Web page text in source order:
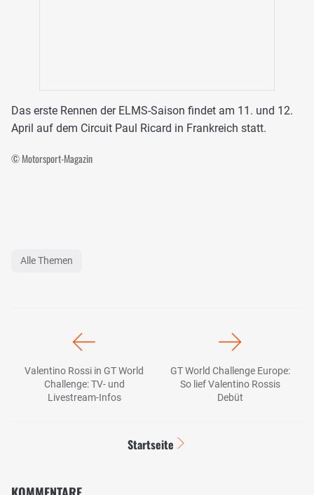
Das erste Rennen der ELMS-Saison findet am 11. und 12.
April auf dem Circuit Paul Ricard in Frankreich statt.
© Motorsport-Magazin
Alle Themen
Valentino Rossi in GT World
Challenge: TV- und
Livestream-Infos
GT World Challenge Europe:
So lief Valentino Rossis
Debüt
Startseite